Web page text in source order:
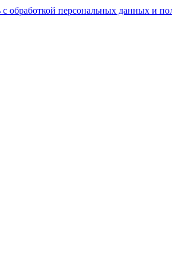
обработкой персональных данных и